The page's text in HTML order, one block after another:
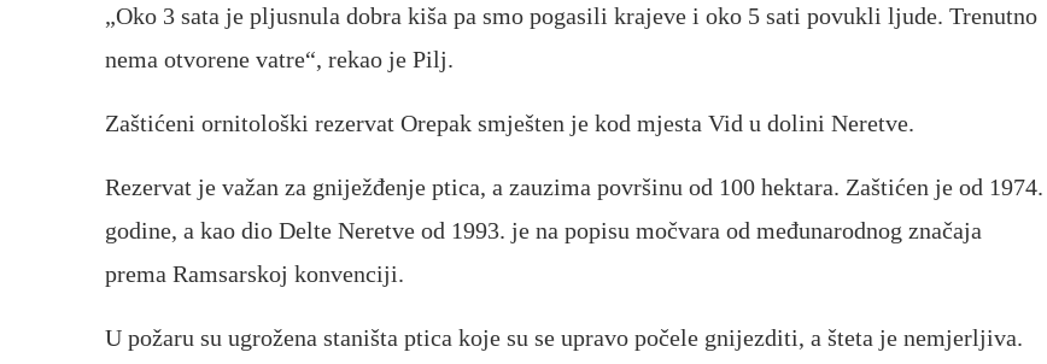
„Oko 3 sata je pljusnula dobra kiša pa smo pogasili krajeve i oko 5 sati povukli ljude. Trenutno
nema otvorene vatre“, rekao je Pilj.
Zaštićeni ornitološki rezervat Orepak smješten je kod mjesta Vid u dolini Neretve.
Rezervat je važan za gniježđenje ptica, a zauzima površinu od 100 hektara. Zaštićen je od 1974.
godine, a kao dio Delte Neretve od 1993. je na popisu močvara od međunarodnog značaja
prema Ramsarskoj konvenciji.
U požaru su ugrožena staništa ptica koje su se upravo počele gnijezditi, a šteta je nemjerljiva.